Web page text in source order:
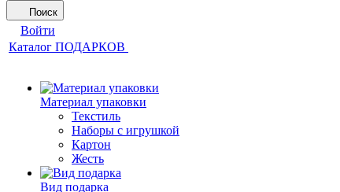
Поиск
Войти
Каталог ПОДАРКОВ
Материал упаковки
Текстиль
Наборы с игрушкой
Картон
Жесть
Вид подарка